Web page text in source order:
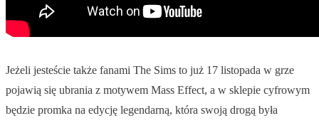
Jeżeli jesteście także fanami The Sims to już 17 listopada w grze
pojawią się ubrania z motywem Mass Effect, a w sklepie cyfrowym
będzie promka na edycję legendarną, która swoją drogą była